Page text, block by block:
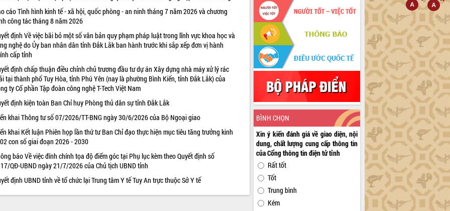
cáo Tình hình kinh tế - xã hội, quốc phòng - an ninh tháng 7 năm 2026 và chương
công tác tháng 8 năm 2026
định Về việc bãi bỏ một số văn bản quy phạm pháp luật trong lĩnh vực khoa học và
nghệ do Ủy ban nhân dân tỉnh Đắk Lắk ban hành trước khi sắp xếp đơn vị hành
cấp tỉnh
định chấp thuận điều chỉnh chủ trương đầu tư dự án Xây dựng nhà máy xử lý rác
tại thành phố Tuy Hòa, tỉnh Phú Yên (nay là phường Bình Kiến, tỉnh Đắk Lắk) của
ty Cổ phần Tập đoàn công nghệ T-Tech Việt Nam
định kiện toàn Ban Chỉ huy Phòng thủ dân sự tỉnh Đắk Lắk
khai Thông tư số 07/2026/TT-BNG ngày 30/6/2026 của Bộ Ngoại giao
khai Kết luận Phiên họp lần thứ tư Ban Chỉ đạo thực hiện mục tiêu tăng trưởng kinh
con số giai đoạn 2026 - 2030
báo Về việc đính chính tọa độ điểm góc tại Phụ lục kèm theo Quyết định số
QĐ-UBND ngày 21/7/2026 của Chủ tịch UBND tỉnh
định UBND tỉnh về tổ chức lại Trung tâm Y tế Tuy An trực thuộc Sở Y tế
BÌNH CHỌN
Xin ý kiến đánh giá về giao diện, nội
dung, chất lượng cung cấp thông tin
của Cổng thông tin điện tử tỉnh
Rất tốt
Tốt
Trung bình
Kém